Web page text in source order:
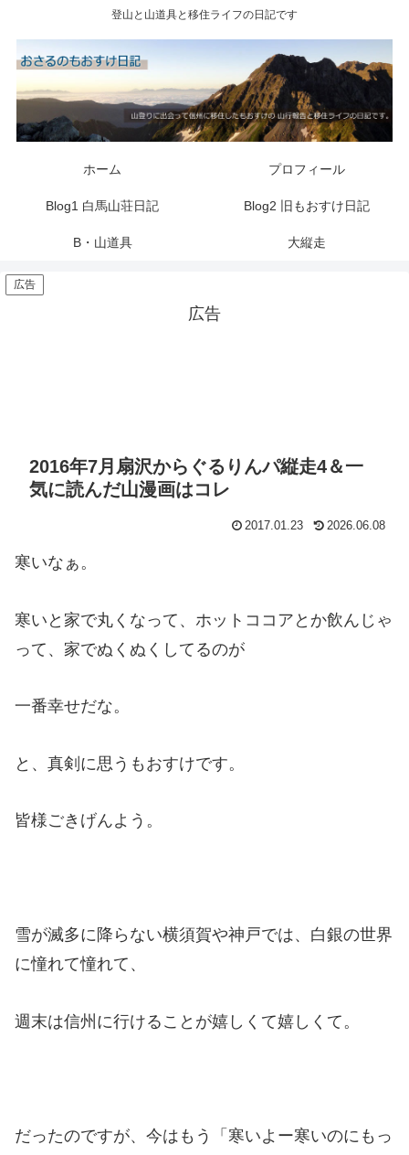
登山と山道具と移住ライフの日記です
ホーム プロフィール
Blog1 白馬山荘日記 Blog2 旧もおすけ日記
B・山道具 大縦走
広告
広告
2016年7月扇沢からぐるりんパ縦走4＆一
気に読んだ山漫画はコレ
2017.01.23 2026.06.08
寒いなぁ。
寒いと家で丸くなって、ホットココアとか飲んじゃ
って、家でぬくぬくしてるのが
一番幸せだな。
と、真剣に思うもおすけです。
皆様ごきげんよう。
雪が滅多に降らない横須賀や神戸では、白銀の世界
に憧れて憧れて、
週末は信州に行けることが嬉しくて嬉しくて。
だったのですが、今はもう「寒いよー寒いのにもっ